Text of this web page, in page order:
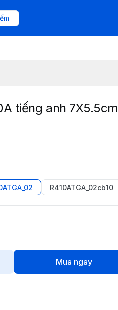
tiếng anh 7X5.5cm
R410ATGA_02cb10
Mua ngay